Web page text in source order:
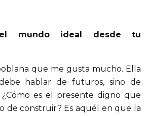
mundo ideal desde tu
que me gusta mucho. Ella
hablar de futuros, sino de
¿Cómo es el presente digno que
de construir? Es aquél en que la